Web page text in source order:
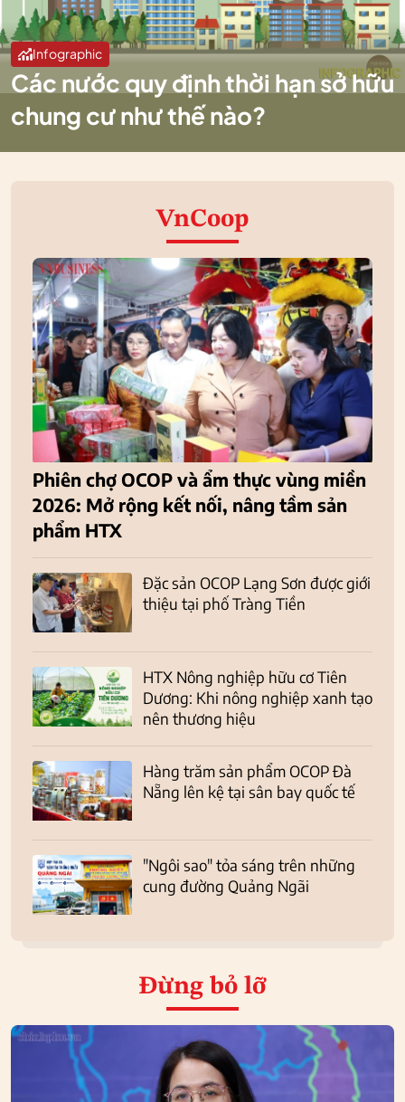
Infographic
Các nước quy định thời hạn sở hữu
chung cư như thế nào?
VnCoop
Phiên chợ OCOP và ẩm thực vùng miền
2026: Mở rộng kết nối, nâng tầm sản
phẩm HTX
Đặc sản OCOP Lạng Sơn được giới
thiệu tại phố Tràng Tiền
HTX Nông nghiệp hữu cơ Tiên
Dương: Khi nông nghiệp xanh tạo
nên thương hiệu
Hàng trăm sản phẩm OCOP Đà
Nẵng lên kệ tại sân bay quốc tế
"Ngôi sao" tỏa sáng trên những
cung đường Quảng Ngãi
Đừng bỏ lỡ